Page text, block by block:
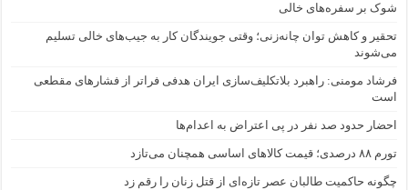
شوک بر سفره‌های خالی
تحقیر و کاهش توان چانه‌زنی؛ وقتی جویندگان کار به جیب‌‌های خالی تسلیم
می‌شوند
فرشاد مومنی: راهبرد بلاتکلیف‌سازی ایران هدفی فراتر از فشارهای مقطعی
است
احضار حدود صد نفر در پی اعتراض به اعدام‌ها
تورم ۸۸ درصدی؛ قیمت کالاهای اساسی همچنان می‌تازد
چگونه حاکمیت طالبان عصر تازه‌ای از قتل زنان را رقم زد